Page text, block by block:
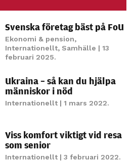
Svenska företag bäst på FoU
Ekonomi & pension,
Internationellt, Samhälle | 13
februari 2025.
Ukraina – så kan du hjälpa
människor i nöd
Internationellt| 1 mars 2022.
Viss komfort viktigt vid resa
som senior
Internationellt| 3 februari 2022.
personligt
anpassat innehåll
och erbjudanden.